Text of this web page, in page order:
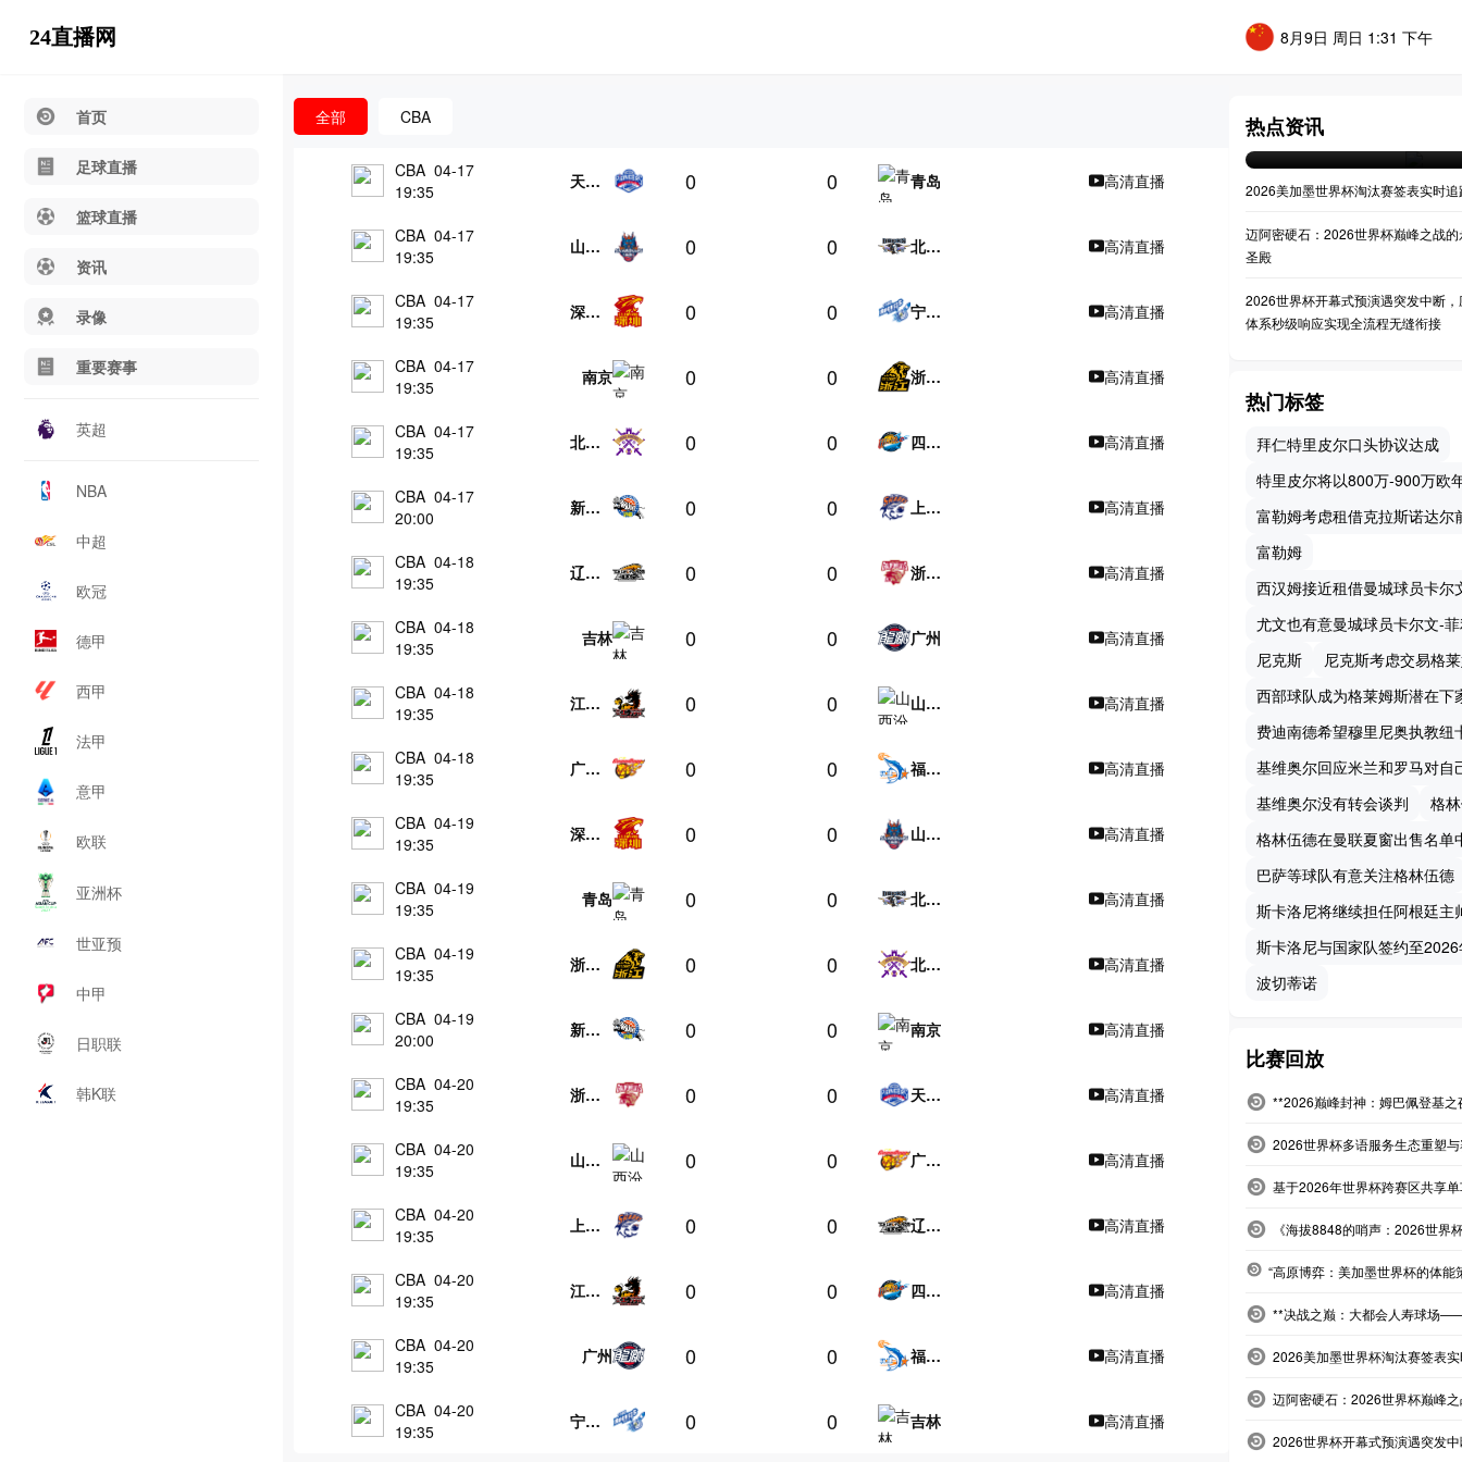
24直播网 8月9日 周日 1:31 下午
首页
足球直播
篮球直播
资讯
录像
重要赛事
英超
NBA
中超
欧冠
德甲
西甲
法甲
意甲
欧联
亚洲杯
世亚预
中甲
日职联
韩K联
全部 CBA
CBA 04-17
19:35
天津先行者 0 0 青岛 高清直播
CBA 04-17
19:35
山东高速 0 0 北京北汽 高清直播
CBA 04-17
19:35
深圳马可波罗 0 0 宁波町渥 高清直播
CBA 04-17
19:35
南京 0 0 浙江方兴渡 高清直播
CBA 04-17
19:35
北京控股 0 0 四川丰谷酒业 高清直播
CBA 04-17
20:00
新疆伊力特 0 0 上海久事 高清直播
CBA 04-18
19:35
辽宁本钢 0 0 浙江稠州金租 高清直播
CBA 04-18
19:35
吉林 0 0 广州 高清直播
CBA 04-18
19:35
江苏肯帝亚 0 0 山西汾酒 高清直播
CBA 04-18
19:35
广东东阳光 0 0 福建晋江文旅 高清直播
CBA 04-19
19:35
深圳马可波罗 0 0 山东高速 高清直播
CBA 04-19
19:35
青岛 0 0 北京北汽 高清直播
CBA 04-19
19:35
浙江方兴渡 0 0 北京控股 高清直播
CBA 04-19
20:00
新疆伊力特 0 0 南京 高清直播
CBA 04-20
19:35
浙江稠州金租 0 0 天津先行者 高清直播
CBA 04-20
19:35
山西汾酒 0 0 广东东阳光 高清直播
CBA 04-20
19:35
上海久事 0 0 辽宁本钢 高清直播
CBA 04-20
19:35
江苏肯帝亚 0 0 四川丰谷酒业 高清直播
CBA 04-20
19:35
广州 0 0 福建晋江文旅 高清直播
CBA 04-20
19:35
宁波町渥 0 0 吉林 高清直播
热点资讯
07-20 04:36
2026美加墨世界杯淘汰赛签表实时追
迈阿密硬石：2026世界杯巅峰之战的
圣殿
2026世界杯开幕式预演遇突发中断，
体系秒级响应实现全流程无缝衔接
热门标签
拜仁特里皮尔口头协议达成
特里皮尔将以800万-900万欧
富勒姆考虑租借克拉斯诺达尔
富勒姆
西汉姆接近租借曼城球员卡尔
尤文也有意曼城球员卡尔文-
尼克斯
尼克斯考虑交易格
西部球队成为格莱姆斯潜在下
费迪南德希望穆里尼奥执教纽
基维奥尔回应米兰和罗马对自
基维奥尔没有转会谈判
格
格林伍德在曼联夏窗出售名单
巴萨等球队有意关注格林伍德
斯卡洛尼将继续担任阿根廷主
斯卡洛尼与国家队签约至
波切蒂诺
比赛回放
**2026巅峰封神：姆巴佩登基之
2026世界杯多语服务生态重塑
基于2026年世界杯跨赛区共享
《海拔8848的哨声：2026世界
“高原博弈：美加墨世界杯的体能
**决战之巅：大都会人寿球场
2026美加墨世界杯淘汰赛签表
迈阿密硬石：2026世界杯巅峰
2026世界杯开幕式预演遇突发